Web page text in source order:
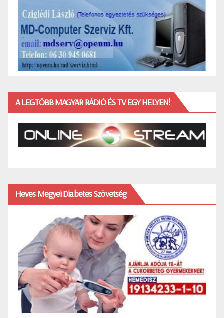
A LEGTÖBB MAGYAR RÁDIÓ ÉS TV EGY HELYEN!
Heves Megyei Diabetes Szövetség